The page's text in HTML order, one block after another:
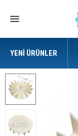
YENI ÜRÜNLER